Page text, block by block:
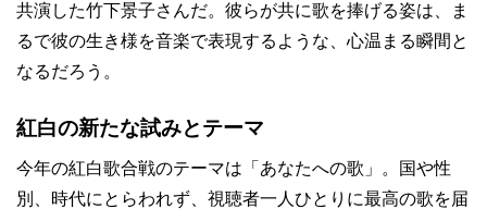
共演した竹下景子さんだ。彼らが共に歌を捧げる姿は、ま
るで彼の生き様を音楽で表現するような、心温まる瞬間と
なるだろう。
紅白の新たな試みとテーマ
今年の紅白歌合戦のテーマは「あなたへの歌」。国や性
別、時代にとらわれず、視聴者一人ひとりに最高の歌を届